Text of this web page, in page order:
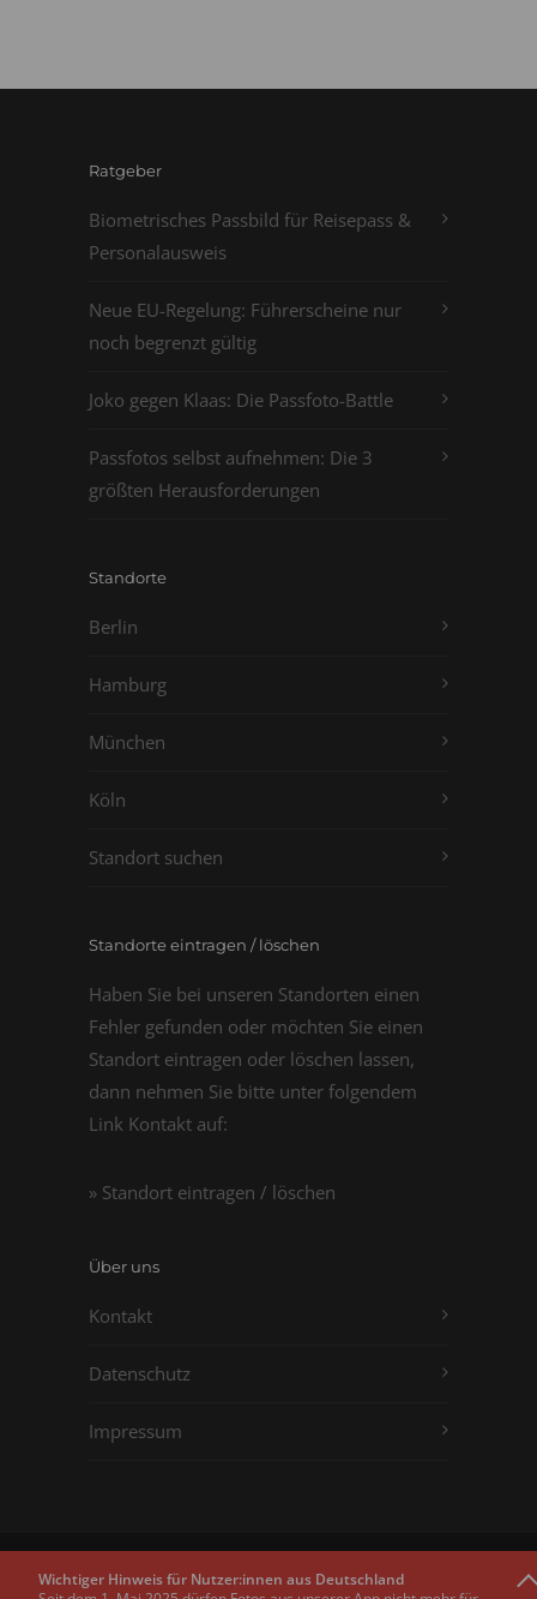
Ratgeber
Biometrisches Passbild für Reisepass &
Personalausweis
Neue EU-Regelung: Führerscheine nur
noch begrenzt gültig
Joko gegen Klaas: Die Passfoto-Battle
Passfotos selbst aufnehmen: Die 3
größten Herausforderungen
Standorte
Berlin
Hamburg
München
Köln
Standort suchen
Standorte eintragen / löschen
Haben Sie bei unseren Standorten einen
Fehler gefunden oder möchten Sie einen
Standort eintragen oder löschen lassen,
dann nehmen Sie bitte unter folgendem
Link Kontakt auf:
» Standort eintragen / löschen
Über uns
Kontakt
Datenschutz
Impressum
Copyright © 2011 - 2026
Wichtiger Hinweis für Nutzer:innen aus Deutschland